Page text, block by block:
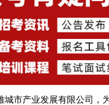
城市产业发展有限公司，